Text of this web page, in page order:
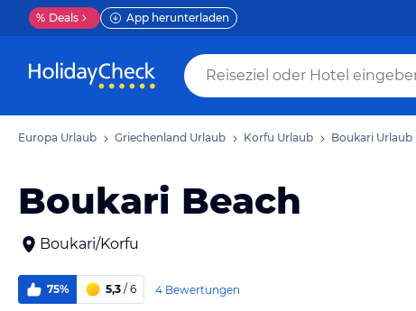
% Deals App herunterladen
Europa Urlaub Griechenland Urlaub Korfu Urlaub Boukari Urlaub
Boukari Beach
Boukari/Korfu
75% 5,3 / 6 4 Bewertungen